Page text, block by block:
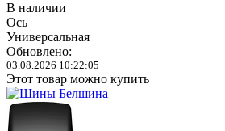
В наличии
Ось
Универсальная
Обновлено:
03.08.2026 10:22:05
Этот товар можно купить